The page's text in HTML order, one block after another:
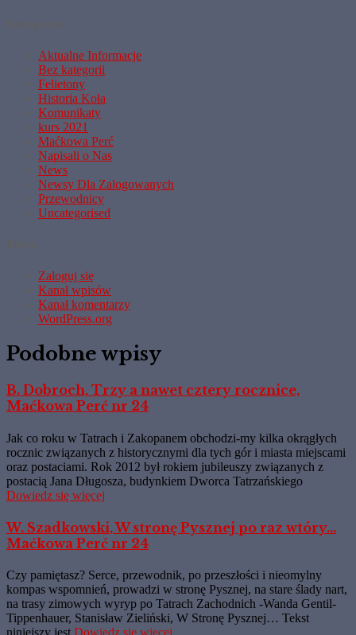
Aktualne Informacje
Bez kategorii
Felietony
Historia Koła
Komunikaty
kurs 2021
Maćkowa Perć
Napisali o Nas
News
Newsy Dla Zalogowanych
Przewodnicy
Uncategorised
Zaloguj się
Kanał wpisów
Kanał komentarzy
WordPress.org
Podobne wpisy
B. Dobroch, Trzy a nawet cztery rocznice,
Maćkowa Perć nr 24
Jak co roku w Tatrach i Zakopanem obchodzi-my kilka okrągłych
rocznic związanych z historycznymi dla tych gór i miasta miejscami
oraz postaciami. Rok 2012 był rokiem jubileuszy związanych z
postacią Jana Długosza, budynkiem Dworca Tatrzańskiego
Dowiedz się więcej
W. Szadkowski, W stronę Pysznej po raz wtóry…
Maćkowa Perć nr 24
Czy pamiętasz? Serce, przewodnik, po przeszłości i nieomylny
kompas wspomnień, prowadzi w stronę Pysznej, na stare ślady nart,
na trasy zimowych wyryp po Tatrach Zachodnich -Wanda Gentil-
Tippenhauer, Stanisław Zieliński, W Stronę Pysznej… Tekst